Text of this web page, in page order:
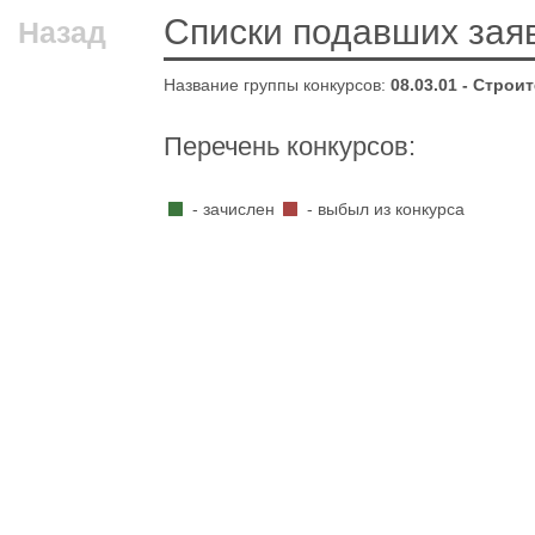
Назад Списки подавших
Название группы конкурсов: 08.03.01 -
Перечень конкурсов:
- зачислен - выбыл из конкурса